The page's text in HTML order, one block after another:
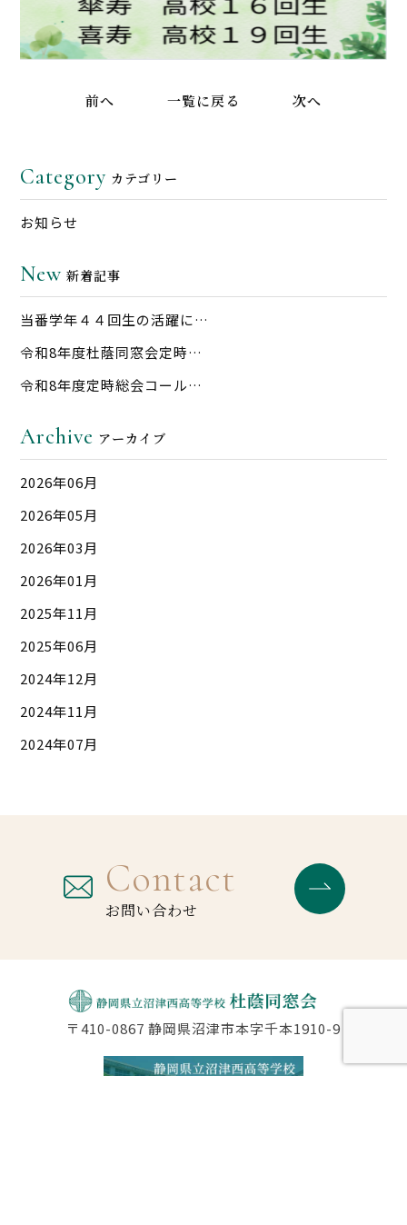
前へ 一覧に戻る 次へ
Category カテゴリー
お知らせ
New 新着記事
当番学年４４回生の活躍に…
令和8年度杜蔭同窓会定時…
令和8年度定時総会コール…
Archive アーカイブ
2026年06月
2026年05月
2026年03月
2026年01月
2025年11月
2025年06月
2024年12月
2024年11月
2024年07月
Contact
お問い合わせ
〒410-0867 静岡県沼津市本字千本1910-9